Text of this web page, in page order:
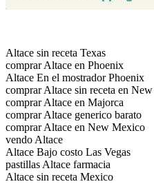
Altace sin receta Texas
comprar Altace en Phoenix
Altace En el mostrador Phoenix
comprar Altace sin receta en
comprar Altace en Majorca
comprar Altace generico barato
comprar Altace en New Mexico
vendo Altace
Altace Bajo costo Las Vegas
pastillas Altace farmacia
Altace sin receta Mexico